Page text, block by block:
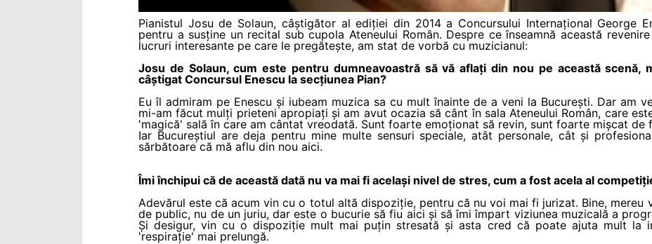
Pianistul Josu de Solaun, câștigător al ediției din 2014 a Concursului Internațional George
pentru a susține un recital sub cupola Ateneului Român. Despre ce înseamnă această
lucruri interesante pe care le pregătește, am stat de vorbă cu muzicianul:
Josu de Solaun, cum este pentru dumneavoastră să vă aflați din nou pe această scenă,
câștigat Concursul Enescu la secțiunea Pian?
Eu îl admiram pe Enescu și iubeam muzica sa cu mult înainte de a veni la București. Dar am
mi-am făcut mulți prieteni apropiați și am avut ocazia să cânt în sala Ateneului Român, care
'magică' sală în care am cântat vreodată. Sunt foarte emoționat să revin, sunt foarte mișcat de
Iar Bucureștiul are deja pentru mine multe sensuri speciale, atât personale, cât și
sărbătoare că mă aflu din nou aici.
Îmi închipui că de această dată nu va mai fi același nivel de stres, cum a fost acela al
Adevărul este că acum vin cu o totul altă dispoziție, pentru că nu voi mai fi jurizat. Bine,
de public, nu de un juriu, dar este o bucurie să fiu aici și să îmi împart viziunea muzicală a
Și desigur, vin cu o dispoziție mult mai puțin stresată și asta cred că poate ajuta mult la
'respirație' mai prelungă.